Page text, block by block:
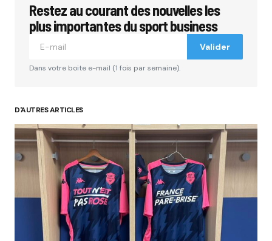
Restez au courant des nouvelles les
plus importantes du sport business
Valider
Dans votre boite e-mail (1 fois par semaine).
D'AUTRES ARTICLES